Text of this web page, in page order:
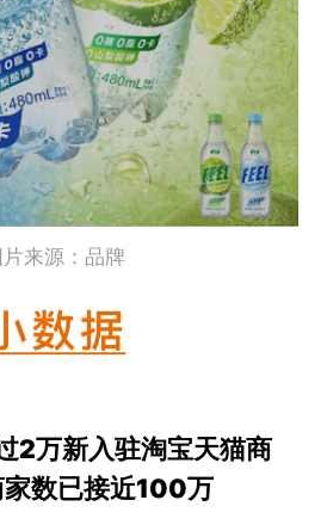
片来源：品牌
2万新入驻淘宝天猫商
数已接近100万